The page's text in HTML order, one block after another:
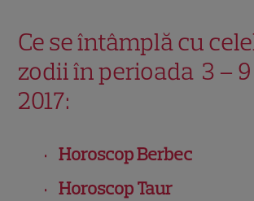
Ce se întâmplă cu
zodii în perioada 3 –
2017:
Horoscop Berbec
Horoscop Taur